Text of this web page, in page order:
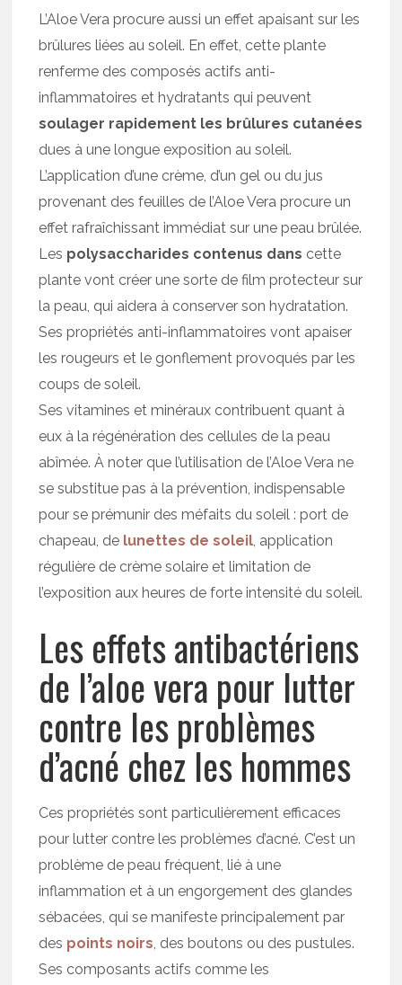
L’Aloe Vera procure aussi un effet apaisant sur les
brûlures liées au soleil. En effet, cette plante
renferme des composés actifs anti-
inflammatoires et hydratants qui peuvent
soulager rapidement les brûlures cutanées
dues à une longue exposition au soleil.
L’application d’une crème, d’un gel ou du jus
provenant des feuilles de l’Aloe Vera procure un
effet rafraîchissant immédiat sur une peau brûlée.
Les polysaccharides contenus dans cette
plante vont créer une sorte de film protecteur sur
la peau, qui aidera à conserver son hydratation.
Ses propriétés anti-inflammatoires vont apaiser
les rougeurs et le gonflement provoqués par les
coups de soleil.
Ses vitamines et minéraux contribuent quant à
eux à la régénération des cellules de la peau
abîmée. À noter que l’utilisation de l’Aloe Vera ne
se substitue pas à la prévention, indispensable
pour se prémunir des méfaits du soleil : port de
chapeau, de lunettes de soleil, application
régulière de crème solaire et limitation de
l’exposition aux heures de forte intensité du soleil.
Les effets antibactériens
de l’aloe vera pour lutter
contre les problèmes
d’acné chez les hommes
Ces propriétés sont particulièrement efficaces
pour lutter contre les problèmes d’acné. C’est un
problème de peau fréquent, lié à une
inflammation et à un engorgement des glandes
sébacées, qui se manifeste principalement par
des points noirs, des boutons ou des pustules.
Ses composants actifs comme les